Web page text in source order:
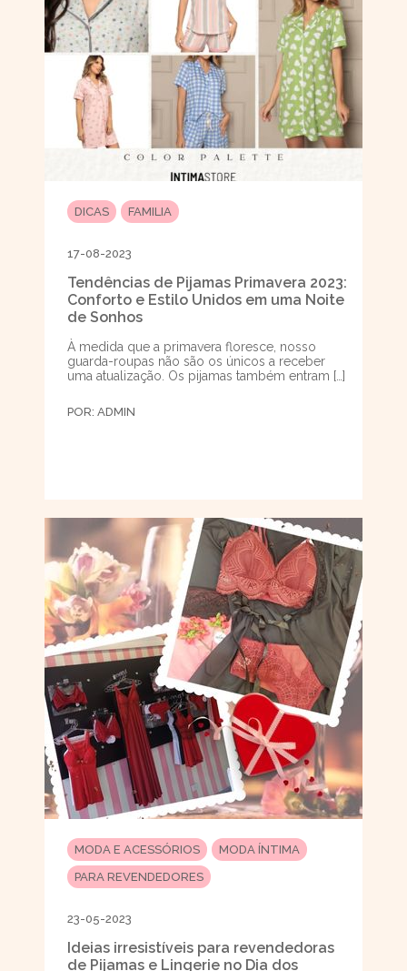
DICAS FAMILIA
17-08-2023
Tendências de Pijamas Primavera 2023:
Conforto e Estilo Unidos em uma Noite
de Sonhos
À medida que a primavera floresce, nosso
guarda-roupas não são os únicos a receber
uma atualização. Os pijamas também entram […]
POR: ADMIN
MODA E ACESSÓRIOS
MODA ÍNTIMA
PARA REVENDEDORES
23-05-2023
Ideias irresistíveis para revendedoras
de Pijamas e Lingerie no Dia dos